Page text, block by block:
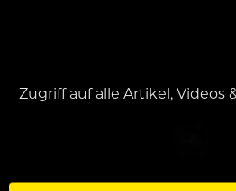
Zugriff auf alle Artikel, Videos